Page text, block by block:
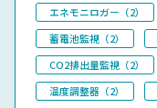
エネモニロガー（2）
蓄電池監視（2）
CO2排出量監視（2）
温度調整器（2）